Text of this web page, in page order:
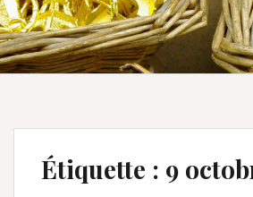
Étiquette : 9